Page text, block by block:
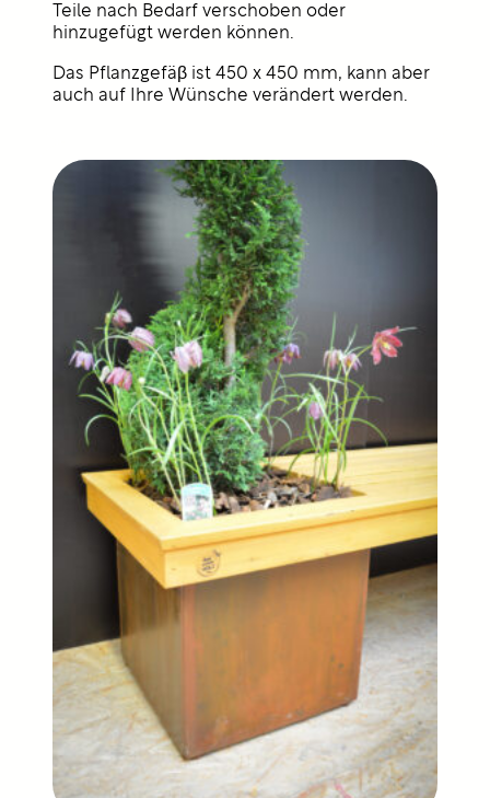
Teile nach Bedarf verschoben oder
hinzugefügt werden können.
Das Pflanzgefäβ ist 450 x 450 mm, kann aber
auch auf Ihre Wünsche verändert werden.